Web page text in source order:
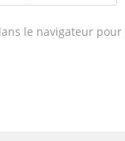
le navigateur